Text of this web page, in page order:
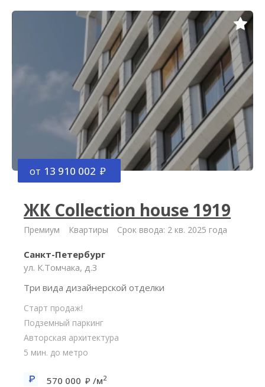
от 13 910 002
ЖК Collection house 1919
Премиум Квартиры Срок ввода: 2 кв. 2025 года
Санкт-Петербург
ул. К.Томчака, д.3
Три вида дизайнерской отделки
Старт продаж!
Подземный паркинг
Авторская архитектура
5 мин. до метро
570 000 /м2